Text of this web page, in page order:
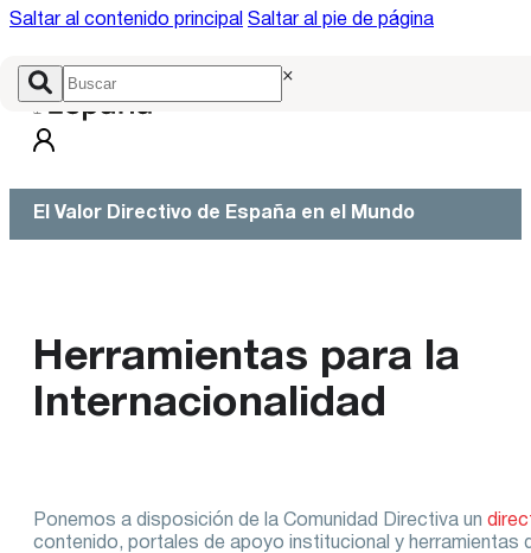
Saltar al contenido principal Saltar al pie de página
×
El Valor Directivo de España en el Mundo
Herramientas para la
Internacionalidad
Ponemos a disposición de la Comunidad Directiva un
contenido, portales de apoyo institucional y herramientas